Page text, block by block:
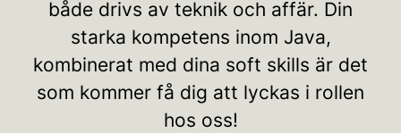
både drivs av teknik och affär. Din
starka kompetens inom Java,
kombinerat med dina soft skills är det
som kommer få dig att lyckas i rollen
hos oss!